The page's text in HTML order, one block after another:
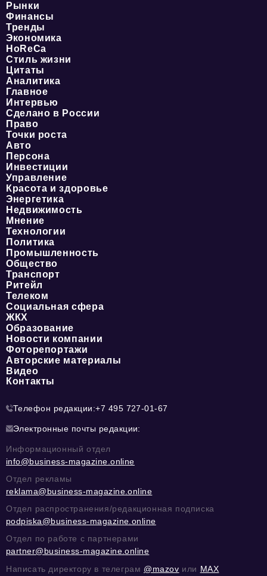
Рынки
Финансы
Тренды
Экономика
HoReCa
Стиль жизни
Цитаты
Аналитика
Главное
Интервью
Сделано в России
Право
Точки роста
Авто
Персона
Инвестиции
Управление
Красота и здоровье
Энергетика
Недвижимость
Мнение
Технологии
Политика
Промышленность
Общество
Транспорт
Ритейл
Телеком
Социальная сфера
ЖКХ
Образование
Новости компании
Фоторепортажи
Авторские материалы
Видео
Контакты
Телефон редакции:+7 495 727-01-67
Электронные почты редакции:
Информационный отдел
info@business-magazine.online
Отдел рекламы
reklama@business-magazine.online
Отдел распространения/редакционная подписка
podpiska@business-magazine.online
Отдел по работе с партнерами
partner@business-magazine.online
Написать директору в телеграм @mazov или MAX